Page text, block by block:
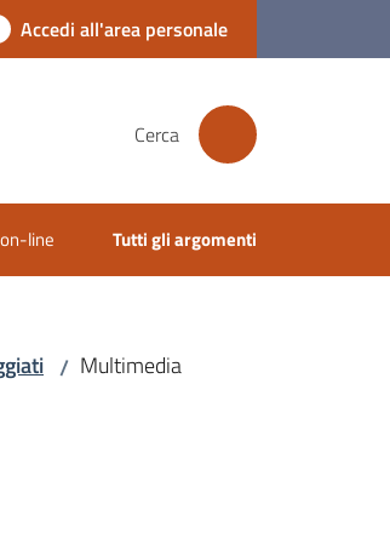
Accedi all'area personale
Cerca
line Tutti gli argomenti
/ Multimedia